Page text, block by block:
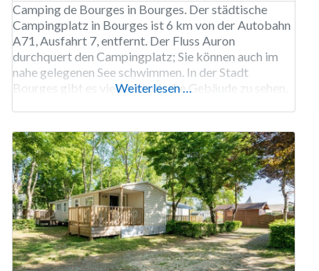
Camping de Bourges in Bourges. Der städtische
Campingplatz in Bourges ist 6 km von der Autobahn
A71, Ausfahrt 7, entfernt. Der Fluss Auron
durchquert den Campingplatz; Sie können auch im
nahe gelegenen See schwimmen. In der Stadt
Bourges gibt es viele historische Gebäude zu sehen,
Anfang März bis
Weiterlesen …